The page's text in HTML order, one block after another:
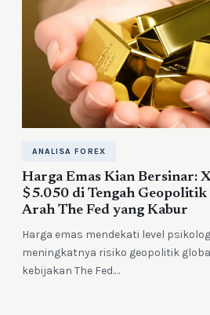
ANALISA FOREX
Harga Emas Kian Bersinar:
$5.050 di Tengah Geopolitik
Arah The Fed yang Kabur
Harga emas mendekati level
meningkatnya risiko geopolitik
kebijakan The Fed.…